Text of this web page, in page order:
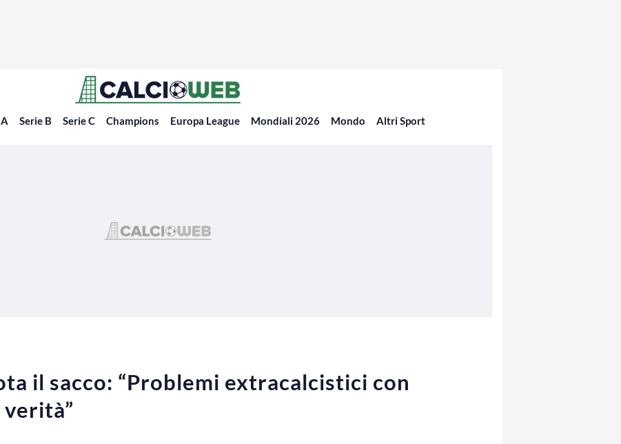
Serie B Serie C Champions Europa League Mondiali 2026 Mondo Altri Sport
il sacco: “Problemi extracalcistici con